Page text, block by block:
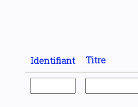
Identifiant Titre